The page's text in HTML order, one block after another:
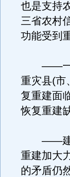
也是支持
三省农村
功能受到
——一般
重灾县(市
复重建面
恢复重建
——建材
重建加大
的矛盾仍